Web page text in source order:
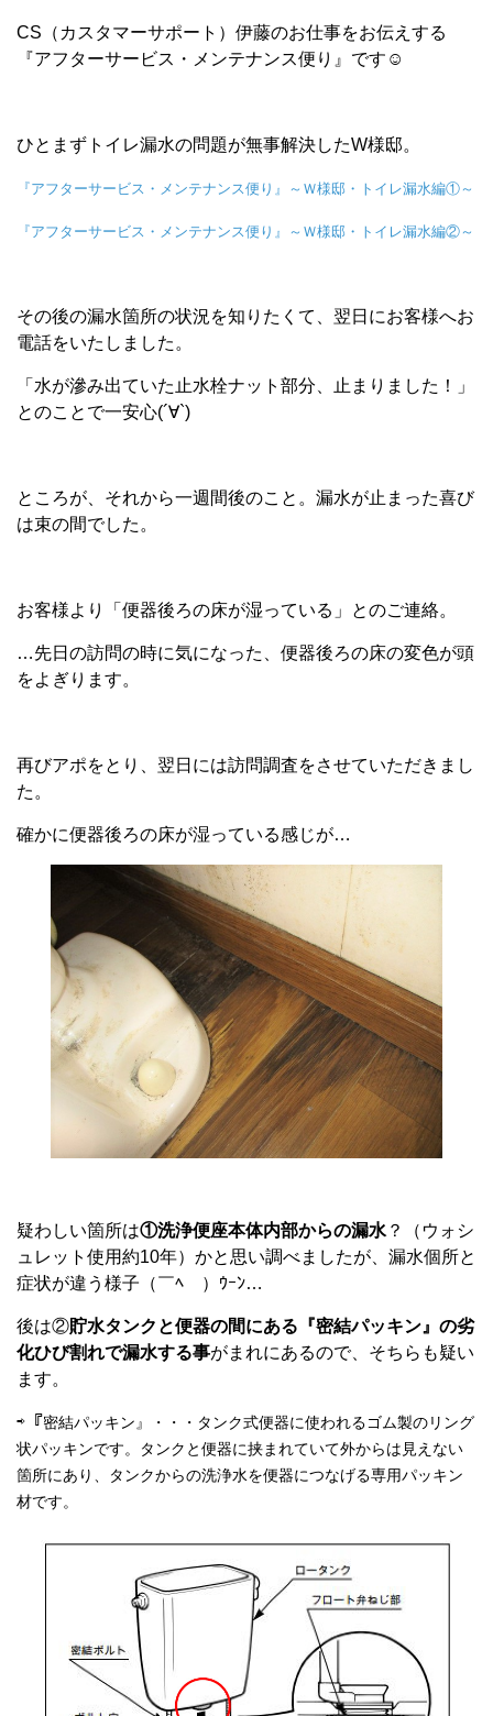
CS（カスタマーサポート）伊藤のお仕事をお伝えする
『アフターサービス・メンテナンス便り』です☺︎
ひとまずトイレ漏水の問題が無事解決したW様邸。
『アフターサービス・メンテナンス便り』～Ｗ様邸・トイレ漏水編①～
『アフターサービス・メンテナンス便り』～Ｗ様邸・トイレ漏水編②～
その後の漏水箇所の状況を知りたくて、翌日にお客様へお
電話をいたしました。
「水が滲み出ていた止水栓ナット部分、止まりました！」
とのことで一安心(´∀`)
ところが、それから一週間後のこと。漏水が止まった喜び
は束の間でした。
お客様より「便器後ろの床が湿っている」とのご連絡。
…先日の訪問の時に気になった、便器後ろの床の変色が頭
をよぎります。
再びアポをとり、翌日には訪問調査をさせていただきまし
た。
確かに便器後ろの床が湿っている感じが…
疑わしい箇所は①洗浄便座本体内部からの漏水 ？（ウォシ
ュレット使用約10年）かと思い調べましたが、漏水個所と
症状が違う様子（￣ﾍ￣）ｳｰﾝ…
後は②貯水タンクと便器の間にある『密結パッキン』の劣
化ひび割れで漏水する事がまれにあるので、そちらも疑い
ます。
⇨『密結パッキン』・・・タンク式便器に使われるゴム製のリング
状パッキンです。タンクと便器に挟まれていて外からは見えない
箇所にあり、タンクからの洗浄水を便器につなげる専用パッキン
材です。